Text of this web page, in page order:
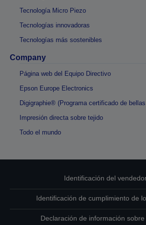
Tecnología Micro Piezo
Tecnologías innovadoras
Tecnologías más sostenibles
Company
Página web del Equipo Directivo
Epson Europe Electronics
Digigraphie® (Programa certificado de
Impresión directa sobre tejido
Todo el mundo
Identificación del
Identificación de cumplimiento de
Declaración de información